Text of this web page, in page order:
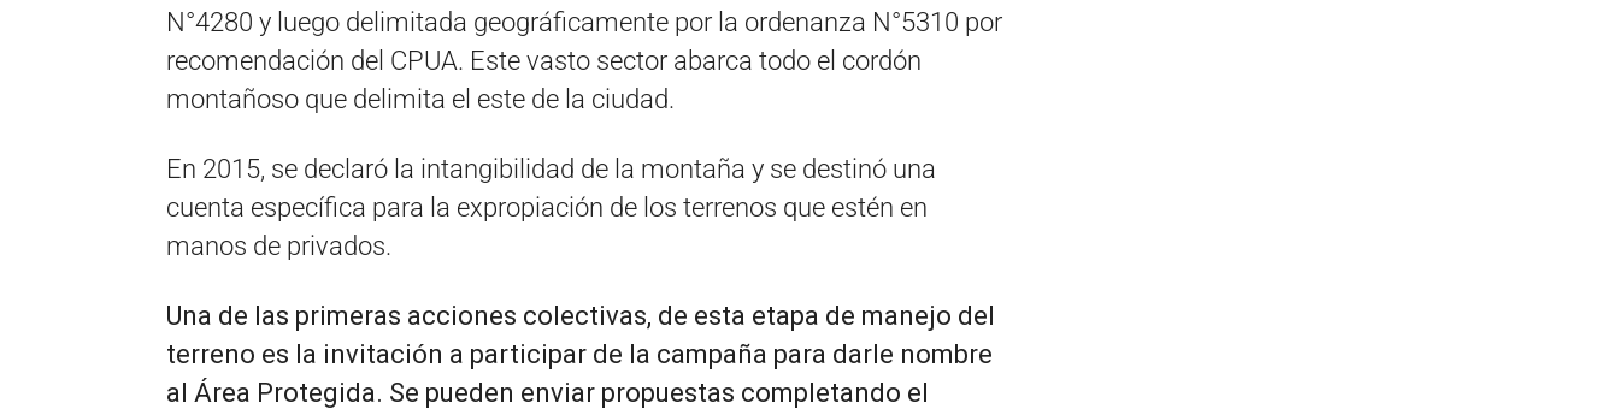
N°4280 y luego delimitada geográficamente por la ordenanza N°5310 por
recomendación del CPUA. Este vasto sector abarca todo el cordón
montañoso que delimita el este de la ciudad.
En 2015, se declaró la intangibilidad de la montaña y se destinó una
cuenta específica para la expropiación de los terrenos que estén en
manos de privados.
Una de las primeras acciones colectivas, de esta etapa de manejo del
terreno es la invitación a participar de la campaña para darle nombre
al Área Protegida. Se pueden enviar propuestas completando el